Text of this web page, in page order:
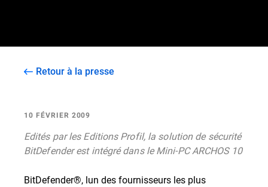
Retour à la presse
10 FÉVRIER 2009
Edités par les Editions Profil, la solution de sécurité
BitDefender est intégré dans le Mini-PC ARCHOS 10
BitDefender®, lun des fournisseurs les plus